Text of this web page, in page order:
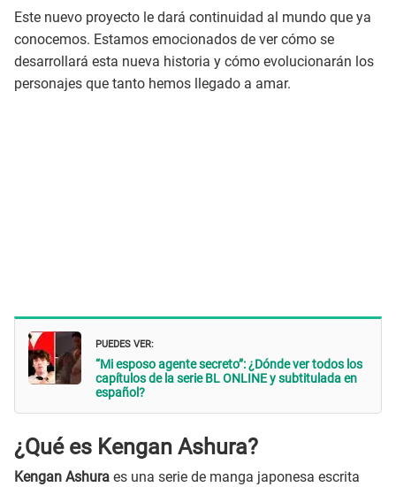
Este nuevo proyecto le dará continuidad al mundo que ya
conocemos. Estamos emocionados de ver cómo se
desarrollará esta nueva historia y cómo evolucionarán los
personajes que tanto hemos llegado a amar.
PUEDES VER:
“Mi esposo agente secreto”: ¿Dónde ver todos los
capítulos de la serie BL ONLINE y subtitulada en
español?
¿Qué es Kengan Ashura?
Kengan Ashura es una serie de manga japonesa escrita